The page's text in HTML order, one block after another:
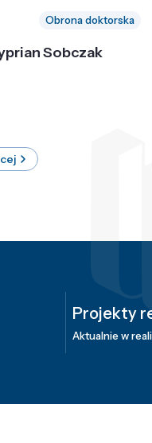
Obrona doktorska
Sobczak
Projekty
Aktualnie w